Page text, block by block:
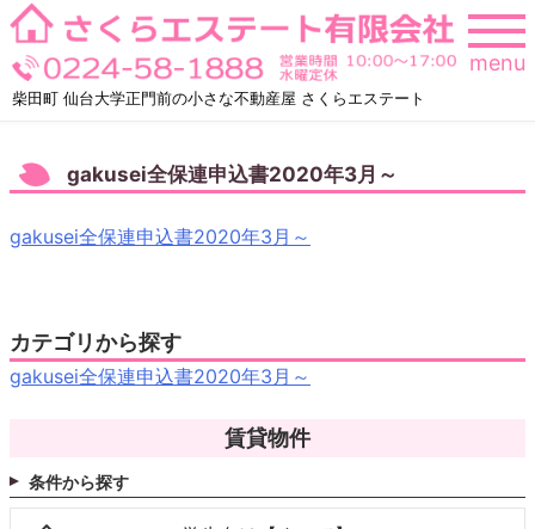
Skip
to
content
柴田町 仙台大学正門前の小さな不動産屋 さくらエステート
menu
gakusei全保連申込書2020年3月～
gakusei全保連申込書2020年3月～
カテゴリから探す
gakusei全保連申込書2020年3月～
賃貸物件
条件から探す